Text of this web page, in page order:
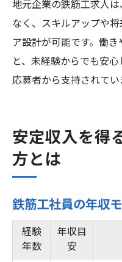
地元企業の鉄筋工求人
なく、スキルアップや
ア設計が可能です。働
と、未経験からでも安
応募者から支持されてい
安定収入を得
方とは
鉄筋工社員の年収
経験
年数
年収目
安